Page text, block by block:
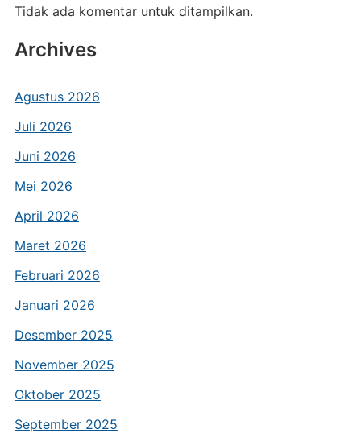
Tidak ada komentar untuk ditampilkan.
Archives
Agustus 2026
Juli 2026
Juni 2026
Mei 2026
April 2026
Maret 2026
Februari 2026
Januari 2026
Desember 2025
November 2025
Oktober 2025
September 2025